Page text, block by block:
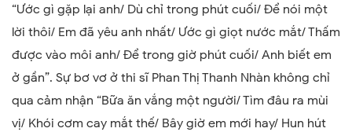
“Ước gì gặp lại anh/ Dù chỉ trong phút cuối/ Để nói một
lời thôi/ Em đã yêu anh nhất/ Ước gì giọt nước mắt/ Thấm
được vào môi anh/ Để trong giờ phút cuối/ Anh biết em
ở gần”. Sự bơ vơ ở thi sĩ Phan Thị Thanh Nhàn không chỉ
qua cảm nhận “Bữa ăn vắng một người/ Tìm đâu ra mùi
vị/ Khói cơm cay mắt thế/ Bây giờ em mới hay/ Hun hút